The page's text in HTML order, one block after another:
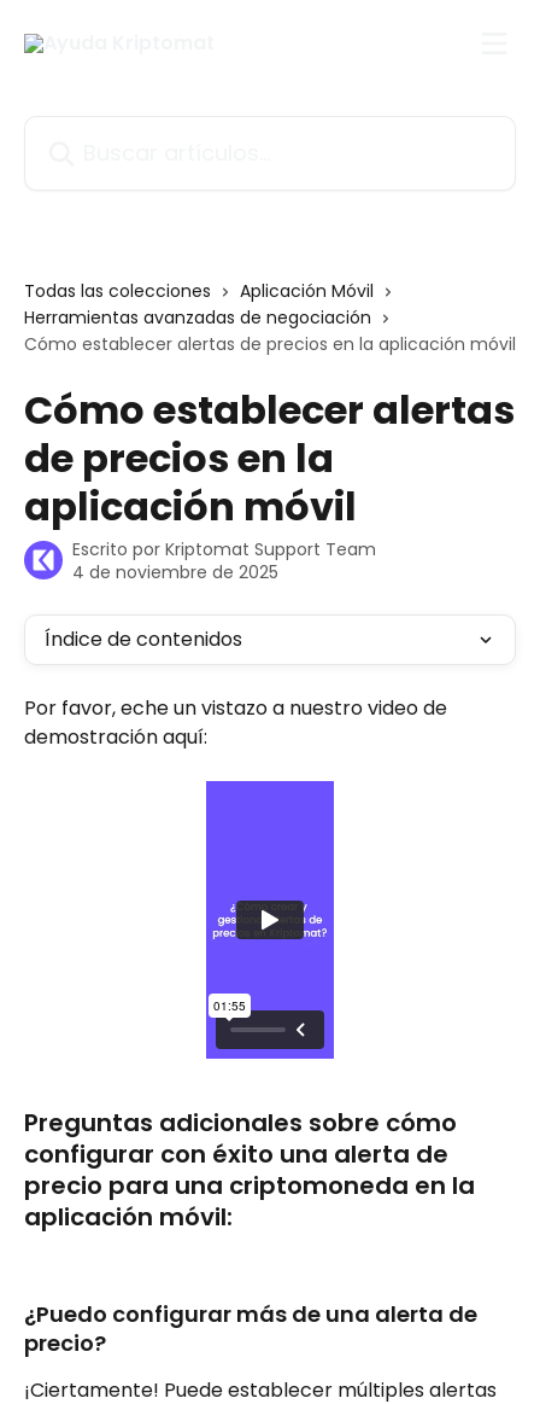
Todas las colecciones
Aplicación Móvil
Herramientas avanzadas de negociación
Cómo establecer alertas de precios en la aplicación móvil
Cómo establecer alertas
de precios en la
aplicación móvil
Escrito por Kriptomat Support Team
4 de noviembre de 2025
Índice de contenidos
Por favor, eche un vistazo a nuestro video de
demostración aquí:
Preguntas adicionales sobre cómo
configurar con éxito una alerta de
precio para una criptomoneda en la
aplicación móvil:
¿Puedo configurar más de una alerta de
precio?
¡Ciertamente! Puede establecer múltiples alertas